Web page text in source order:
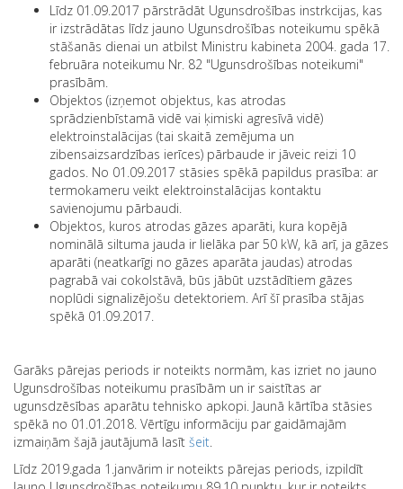
Līdz 01.09.2017 pārstrādāt Ugunsdrošības instrkcijas, kas
ir izstrādātas līdz jauno Ugunsdrošības noteikumu spēkā
stāšanās dienai un atbilst Ministru kabineta 2004. gada 17.
februāra noteikumu Nr. 82 "Ugunsdrošības noteikumi"
prasībām.
Objektos (izņemot objektus, kas atrodas
sprādzienbīstamā vidē vai ķimiski agresīvā vidē)
elektroinstalācijas (tai skaitā zemējuma un
zibensaizsardzības ierīces) pārbaude ir jāveic reizi 10
gados. No 01.09.2017 stāsies spēkā papildus prasība: ar
termokameru veikt elektroinstalācijas kontaktu
savienojumu pārbaudi.
Objektos, kuros atrodas gāzes aparāti, kura kopējā
nominālā siltuma jauda ir lielāka par 50 kW, kā arī, ja gāzes
aparāti (neatkarīgi no gāzes aparāta jaudas) atrodas
pagrabā vai cokolstāvā, būs jābūt uzstādītiem gāzes
noplūdi signalizējošu detektoriem. Arī šī prasība stājas
spēkā 01.09.2017.
Garāks pārejas periods ir noteikts normām, kas izriet no jauno
Ugunsdrošības noteikumu prasībām un ir saistītas ar
ugunsdzēsības aparātu tehnisko apkopi. Jaunā kārtība stāsies
spēkā no 01.01.2018. Vērtīgu informāciju par gaidāmajām
izmaiņām šajā jautājumā lasīt šeit
Līdz 2019.gada 1.janvārim ir noteikts pārejas periods, izpildīt